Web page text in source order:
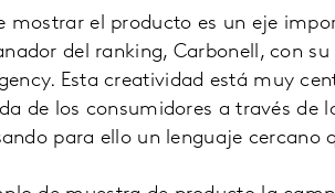
mostrar el producto es un eje
del ranking, Carbonell, con
Esta creatividad está muy
de los consumidores a través de
para ello un lenguaje cercano